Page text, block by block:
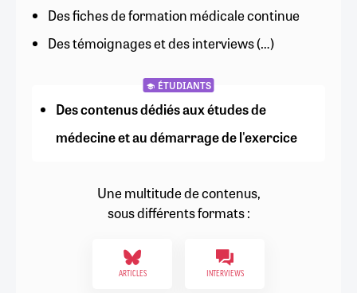
Des fiches de formation médicale continue
Des témoignages et des interviews (…)
ÉTUDIANTS
Des contenus dédiés aux études de
médecine et au démarrage de l'exercice
Une multitude de contenus,
sous différents formats :
ARTICLES INTERVIEWS